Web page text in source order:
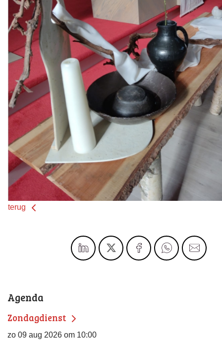
terug
Agenda
Zondagdienst
zo 09 aug 2026 om 10:00